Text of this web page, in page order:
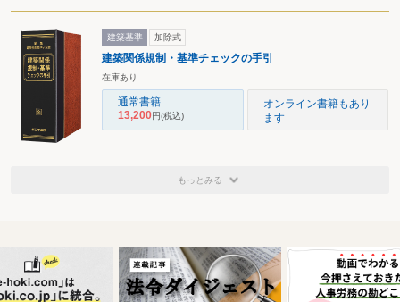
建築基準 加除式
建築関係規制・基準チェックの手引
在庫あり
通常書籍
13,200円(税込)
オンライン書籍もあり
ます
もっとみる